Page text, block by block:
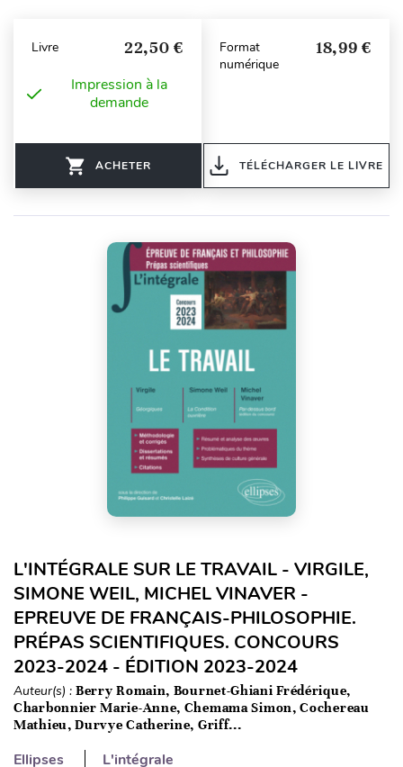
Livre 22,50 €
Impression à la
demande
ACHETER
Format
numérique
18,99 €
TÉLÉCHARGER LE LIVRE
L'INTÉGRALE SUR LE TRAVAIL - VIRGILE,
SIMONE WEIL, MICHEL VINAVER -
EPREUVE DE FRANÇAIS-PHILOSOPHIE.
PRÉPAS SCIENTIFIQUES. CONCOURS
2023-2024 - ÉDITION 2023-2024
Auteur(s) : Berry Romain, Bournet-Ghiani Frédérique,
Charbonnier Marie-Anne, Chemama Simon, Cochereau
Mathieu, Durvye Catherine, Griff...
Ellipses L'intégrale